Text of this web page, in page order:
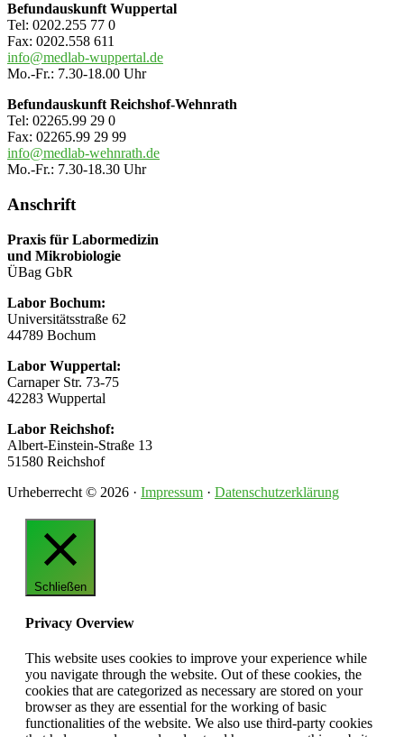
Befundauskunft Wuppertal
Tel: 0202.255 77 0
Fax: 0202.558 611
info@medlab-wuppertal.de
Mo.-Fr.: 7.30-18.00 Uhr
Befundauskunft Reichshof-Wehnrath
Tel: 02265.99 29 0
Fax: 02265.99 29 99
info@medlab-wehnrath.de
Mo.-Fr.: 7.30-18.30 Uhr
Anschrift
Praxis für Labormedizin
und Mikrobiologie
ÜBag GbR
Labor Bochum:
Universitätsstraße 62
44789 Bochum
Labor Wuppertal:
Carnaper Str. 73-75
42283 Wuppertal
Labor Reichshof:
Albert-Einstein-Straße 13
51580 Reichshof
Urheberrecht © 2026 · Impressum · Datenschutzerklärung
Schließen
Privacy Overview
This website uses cookies to improve your experience while
you navigate through the website. Out of these cookies, the
cookies that are categorized as necessary are stored on your
browser as they are essential for the working of basic
functionalities of the website. We also use third-party cookies